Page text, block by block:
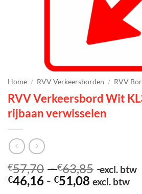
Home / RVV Verkeersborden / RVV
RVV Verkeersbord Wit
rijbaan verwisselen
€57,70 - €63,85
€57,70
excl. btw
€46,16 - €51,08 excl. btw